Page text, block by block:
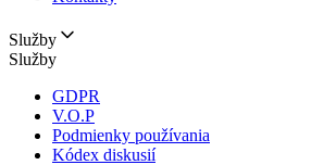
Služby
Služby
GDPR
V.O.P
Podmienky používania
Kódex diskusií